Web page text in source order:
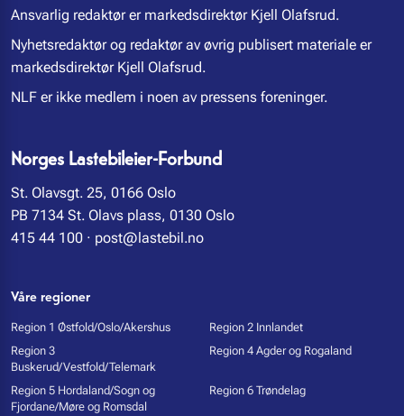
Ansvarlig redaktør er markedsdirektør Kjell Olafsrud.
Nyhetsredaktør og redaktør av øvrig publisert materiale er
markedsdirektør Kjell Olafsrud.
NLF er ikke medlem i noen av pressens foreninger.
Norges Lastebileier-Forbund
St. Olavsgt. 25, 0166 Oslo
PB 7134 St. Olavs plass, 0130 Oslo
415 44 100 · post@lastebil.no
Våre regioner
Region 1 Østfold/Oslo/Akershus
Region 2 Innlandet
Region 3
Buskerud/Vestfold/Telemark
Region 4 Agder og Rogaland
Region 5 Hordaland/Sogn og
Fjordane/Møre og Romsdal
Region 6 Trøndelag